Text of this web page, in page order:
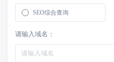
SEO综合查询
请输入域名：